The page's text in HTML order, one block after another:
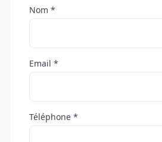
Nom *
Email *
Téléphone *